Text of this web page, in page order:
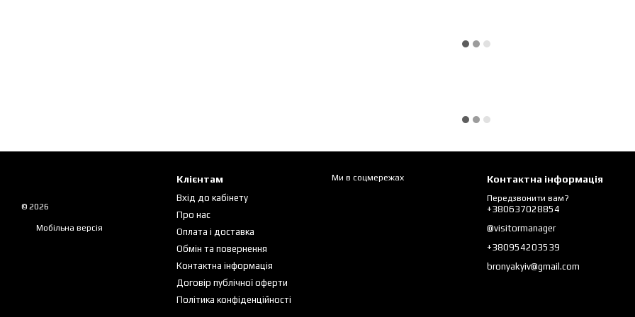
© 2026
Мобільна версія
Клієнтам
Вхід до кабінету
Про нас
Оплата і доставка
Обмін та повернення
Контактна інформація
Договір публічної оферти
Політика конфіденційності
Ми в соцмережах Контактна інформація
Передзвонити вам?
+380637028854
@visitormanager
+380954203539
bronyakyiv@gmail.com